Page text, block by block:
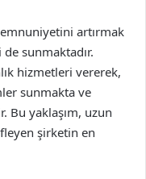
artırmak
de sunmaktadır.
hizmetleri vererek,
sunmakta ve
Bu yaklaşım, uzun
şirketin en